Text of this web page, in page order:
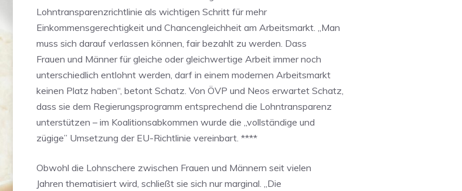
Lohntransparenzrichtlinie als wichtigen Schritt für mehr
Einkommensgerechtigkeit und Chancengleichheit am Arbeitsmarkt. „Man
muss sich darauf verlassen können, fair bezahlt zu werden. Dass
Frauen und Männer für gleiche oder gleichwertige Arbeit immer noch
unterschiedlich entlohnt werden, darf in einem modernen Arbeitsmarkt
keinen Platz haben“, betont Schatz. Von ÖVP und Neos erwartet Schatz,
dass sie dem Regierungsprogramm entsprechend die Lohntransparenz
unterstützen – im Koalitionsabkommen wurde die „vollständige und
zügige” Umsetzung der EU-Richtlinie vereinbart. ****
Obwohl die Lohnschere zwischen Frauen und Männern seit vielen
Jahren thematisiert wird, schließt sie sich nur marginal. „Die